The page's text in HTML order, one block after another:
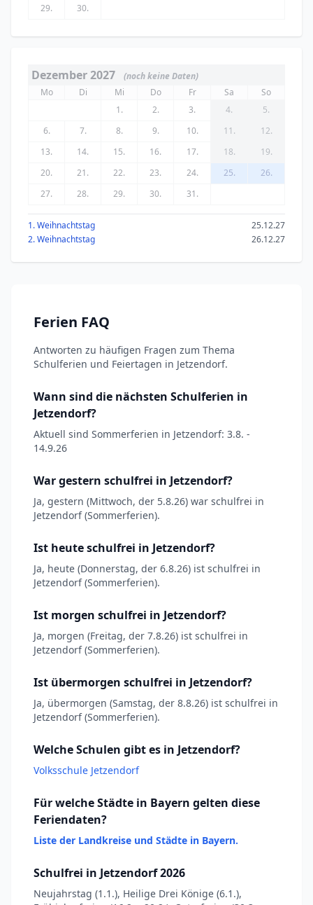
29.
30.
Dezember 2027
(noch keine Daten)
Mo
Di Mi Do Fr Sa
So
1.
2. 3. 4.
5.
6.
7. 8. 9. 10. 11.
12.
13.
14. 15. 16. 17. 18.
19.
20.
21. 22. 23. 24. 25.
26.
27.
28. 29. 30. 31.
1. Weihnachtstag
25.12.27
2. Weihnachtstag
26.12.27
Ferien FAQ
Antworten zu häufigen Fragen zum Thema
Schulferien und Feiertagen in Jetzendorf.
Wann sind die nächsten Schulferien in
Jetzendorf?
Aktuell sind Sommerferien in Jetzendorf: 3.8. -
14.9.26
War gestern schulfrei in Jetzendorf?
Ja, gestern (Mittwoch, der 5.8.26) war schulfrei in
Jetzendorf (Sommerferien).
Ist heute schulfrei in Jetzendorf?
Ja, heute (Donnerstag, der 6.8.26) ist schulfrei in
Jetzendorf (Sommerferien).
Ist morgen schulfrei in Jetzendorf?
Ja, morgen (Freitag, der 7.8.26) ist schulfrei in
Jetzendorf (Sommerferien).
Ist übermorgen schulfrei in Jetzendorf?
Ja, übermorgen (Samstag, der 8.8.26) ist schulfrei in
Jetzendorf (Sommerferien).
Welche Schulen gibt es in Jetzendorf?
Volksschule Jetzendorf
Für welche Städte in Bayern gelten diese
Feriendaten?
Liste der Landkreise und Städte in Bayern.
Schulfrei in Jetzendorf 2026
Neujahrstag (1.1.), Heilige Drei Könige (6.1.),